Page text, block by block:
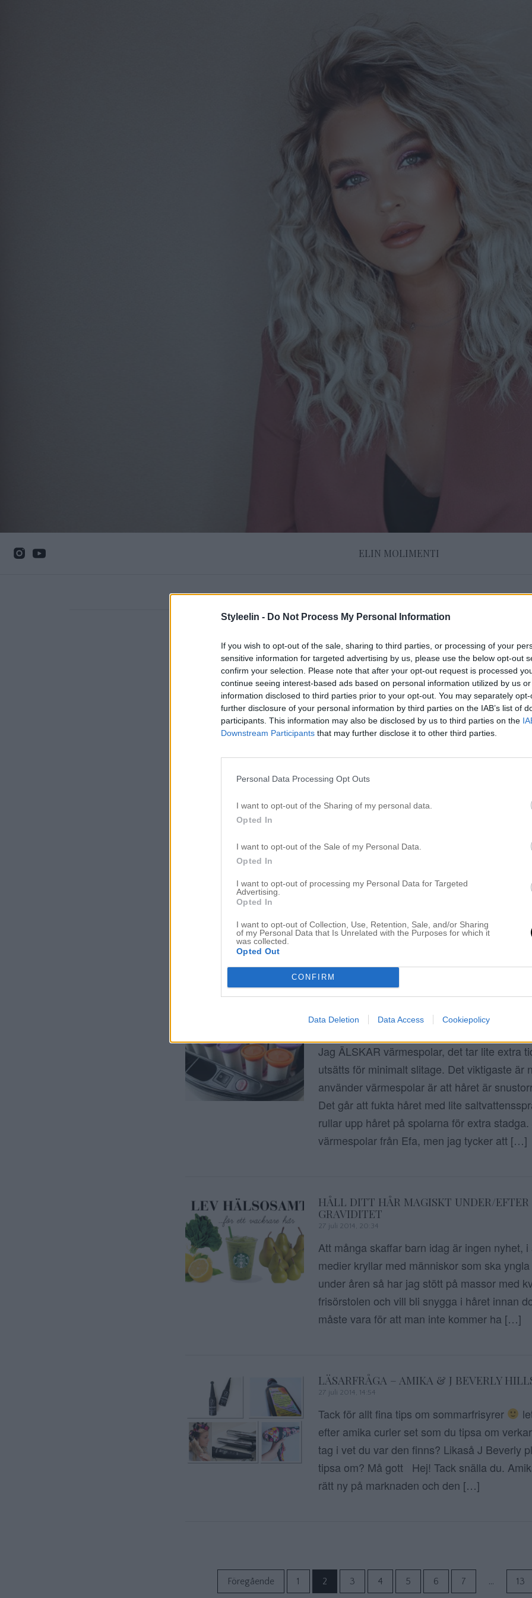
Styleelin - Do Not Process My Personal Information
If you wish to opt-out of the sale, sharing to third parties, or processing of your
sensitive information for targeted advertising by us, please use the below opt-out
confirm your selection. Please note that after your opt-out request is processed
continue seeing interest-based ads based on personal information utilized by us
information disclosed to third parties prior to your opt-out. You may separately
further disclosure of your personal information by third parties on the IAB’s list of
participants. This information may also be disclosed by us to third parties on the
Downstream Participants that may further disclose it to other third parties.
Personal Data Processing Opt Outs
I want to opt-out of the Sharing of my personal data.
Opted In
I want to opt-out of the Sale of my Personal Data.
Opted In
I want to opt-out of processing my Personal Data for Targeted
Advertising.
Opted In
I want to opt-out of Collection, Use, Retention, Sale, and/or Sharing
of my Personal Data that Is Unrelated with the Purposes for which it
was collected.
Opted Out
CONFIRM
Data Deletion Data Access Cookiepolicy
ELIN MOLIMENTI
ELINS BUDGET TIPS – HÅRVÅRD UNDER
29 juli 2014, 12:01
Nuni, ska ni få det många har önskat – lite
för dig som vill vårda ditt hår på rätt sätt. Alla
kostar under 500 kr (inte tillsammans såklart)
ut dom produkter som jag gillar. Det finns
produkter som inte kostar en förmögenhet,
[…]
28 juli 2014, 17:37
Jag skulle bli så otroligt glad om ni ville
bra för mig. Jag har lyckats med min
fortsätta skapa fina hårfärger och jag fick
ATT ANVÄNDA VÄRMESPOLAR
Jag ÄLSKAR värmespolar, det tar lite extra
utsätts för minimalt slitage. Det viktigaste är
använder värmespolar är att håret är
Det går att fukta håret med lite
rullar upp håret på spolarna för extra
värmespolar från Efa, men jag tycker att […]
HÅLL DITT HÅR MAGISKT UNDER/EFTER
GRAVIDITET
27 juli 2014, 20:34
Att många skaffar barn idag är ingen nyhet,
medier kryllar med människor som ska
under åren så har jag stött på massor med
frisörstolen och vill bli snygga i håret innan
måste vara för att man inte kommer ha […]
LÄSARFRÅGA – AMIKA & J BEVERLY
27 juli 2014, 14:54
Tack för allt fina tips om sommarfrisyrer
efter amika curler set som du tipsa om
tag i vet du var den finns? Likaså J Beverly
tipsa om? Må gott Hej! Tack snälla du.
rätt ny på marknaden och den […]
Föregående 1 2 3 4 5 6 7 … 13